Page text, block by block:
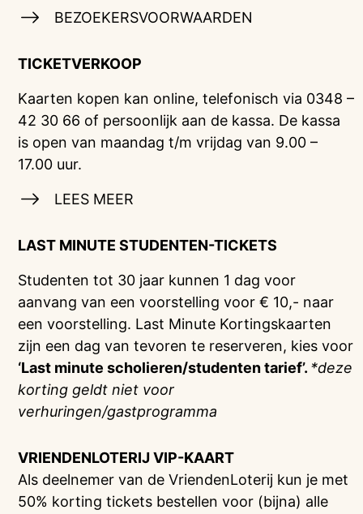
BEZOEKERSVOORWAARDEN
TICKETVERKOOP
Kaarten kopen kan online, telefonisch via 0348 –
42 30 66 of persoonlijk aan de kassa. De kassa
is open van maandag t/m vrijdag van 9.00 –
17.00 uur.
LEES MEER
LAST MINUTE STUDENTEN-TICKETS
Studenten tot 30 jaar kunnen 1 dag voor
aanvang van een voorstelling voor € 10,- naar
een voorstelling. Last Minute Kortingskaarten
zijn een dag van tevoren te reserveren, kies voor
‘Last minute scholieren/studenten tarief’. *deze
korting geldt niet voor
verhuringen/gastprogramma
VRIENDENLOTERIJVIP-KAART
Als deelnemer van de VriendenLoterij kun je met
50% korting tickets bestellen voor (bijna) alle